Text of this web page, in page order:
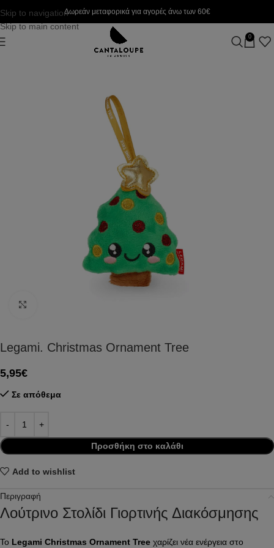
Skip to navigation
Skip to main content
Δωρεάν μεταφορικά για αγορές άνω των 60€
0
Legami. Christmas Ornament Tree
5,95€
Σε απόθεμα
Προσθήκη στο καλάθι
Add to wishlist
Περιγραφή
Λούτρινο Στολίδι Γιορτινής Διακόσμησης
Το Legami Christmas Ornament Tree χαρίζει νέα ενέργεια στο